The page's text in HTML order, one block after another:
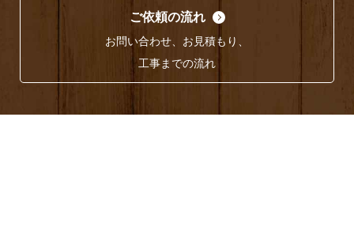
ご依頼の流れ
お問い合わせ、お見積もり、
工事までの流れ